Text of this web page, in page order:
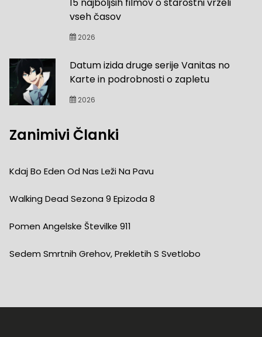
vseh časov
2026
Datum izida druge serije Vanitas no
Karte in podrobnosti o zapletu
2026
Zanimivi Članki
Kdaj Bo Eden Od Nas Leži Na Pavu
Walking Dead Sezona 9 Epizoda 8
Pomen Angelske Številke 911
Sedem Smrtnih Grehov, Prekletih S Svetlobo